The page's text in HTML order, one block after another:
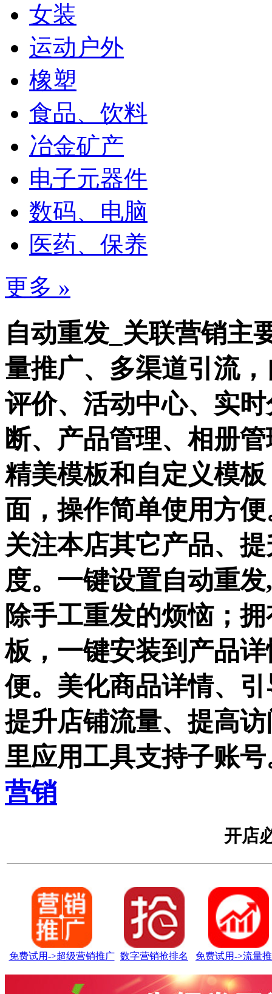
女装
运动户外
橡塑
食品、饮料
冶金矿产
电子元器件
数码、电脑
医药、保养
更多 »
自动重发_关联营销主
量推广、多渠道引流
评价、活动中心、实
断、产品管理、相册
精美模板和自定义模
面，操作简单使用方
关注本店其它产品、
度。一键设置自动重
除手工重发的烦恼；
板，一键安装到产品
便。美化商品详情、
提升店铺流量、提高
里应用工具支持子账
营销
开店
免费试用->超级营销推广 数字营销抢排名 免费试用->流量